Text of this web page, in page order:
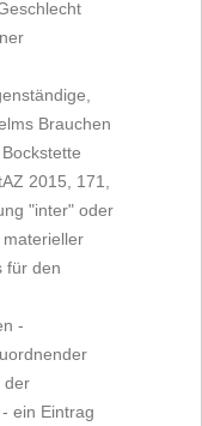
Brauchen
2015, 171,
"inter" oder
für den
-
der
ein Eintrag